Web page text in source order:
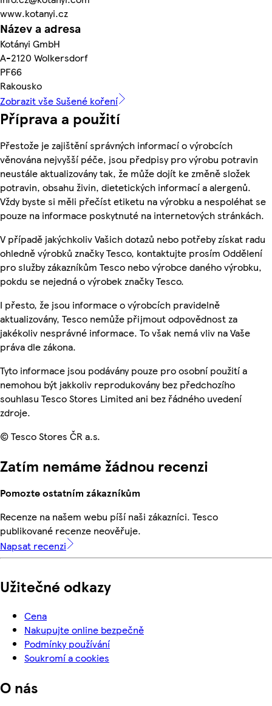
www.kotanyi.cz
Název a adresa
Kotányi GmbH
A-2120 Wolkersdorf
PF66
Rakousko
Zobrazit vše Sušené koření
Příprava a použití
Přestože je zajištění správných informací o výrobcích
věnována nejvyšší péče, jsou předpisy pro výrobu potravin
neustále aktualizovány tak, že může dojít ke změně složek
potravin, obsahu živin, dietetických informací a alergenů.
Vždy byste si měli přečíst etiketu na výrobku a nespoléhat se
pouze na informace poskytnuté na internetových stránkách.
V případě jakýchkoliv Vašich dotazů nebo potřeby získat radu
ohledně výrobků značky Tesco, kontaktujte prosím Oddělení
pro služby zákazníkům Tesco nebo výrobce daného výrobku,
pokdu se nejedná o výrobek značky Tesco.
I přesto, že jsou informace o výrobcích pravidelně
aktualizovány, Tesco nemůže přijmout odpovědnost za
jakékoliv nesprávné informace. To však nemá vliv na Vaše
práva dle zákona.
Tyto informace jsou podávány pouze pro osobní použití a
nemohou být jakkoliv reprodukovány bez předchozího
souhlasu Tesco Stores Limited ani bez řádného uvedení
zdroje.
© Tesco Stores ČR a.s.
Zatím nemáme žádnou recenzi
Pomozte ostatním zákazníkům
Recenze na našem webu píší naši zákazníci. Tesco
publikované recenze neověřuje.
Napsat recenzi
Užitečné odkazy
Cena
Nakupujte online bezpečně
Podmínky používání
Soukromí a cookies
O nás